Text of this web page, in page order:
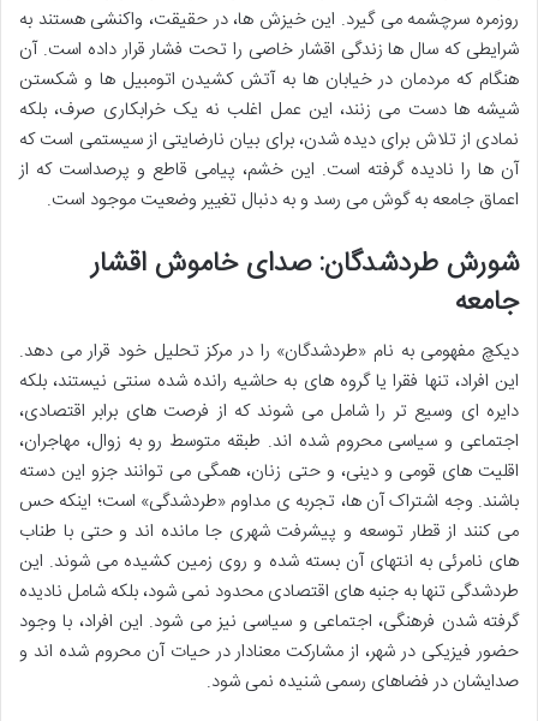
روزمره سرچشمه می گیرد. این خیزش ها، در حقیقت، واکنشی هستند به
شرایطی که سال ها زندگی اقشار خاصی را تحت فشار قرار داده است. آن
هنگام که مردمان در خیابان ها به آتش کشیدن اتومبیل ها و شکستن
شیشه ها دست می زنند، این عمل اغلب نه یک خرابکاری صرف، بلکه
نمادی از تلاش برای دیده شدن، برای بیان نارضایتی از سیستمی است که
آن ها را نادیده گرفته است. این خشم، پیامی قاطع و پرصداست که از
اعماق جامعه به گوش می رسد و به دنبال تغییر وضعیت موجود است.
شورش طردشدگان: صدای خاموش اقشار
جامعه
دیکچ مفهومی به نام «طردشدگان» را در مرکز تحلیل خود قرار می دهد.
این افراد، تنها فقرا یا گروه های به حاشیه رانده شده سنتی نیستند، بلکه
دایره ای وسیع تر را شامل می شوند که از فرصت های برابر اقتصادی،
اجتماعی و سیاسی محروم شده اند. طبقه متوسط رو به زوال، مهاجران،
اقلیت های قومی و دینی، و حتی زنان، همگی می توانند جزو این دسته
باشند. وجه اشتراک آن ها، تجربه ی مداوم «طردشدگی» است؛ اینکه حس
می کنند از قطار توسعه و پیشرفت شهری جا مانده اند و حتی با طناب
های نامرئی به انتهای آن بسته شده و روی زمین کشیده می شوند. این
طردشدگی تنها به جنبه های اقتصادی محدود نمی شود، بلکه شامل نادیده
گرفته شدن فرهنگی، اجتماعی و سیاسی نیز می شود. این افراد، با وجود
حضور فیزیکی در شهر، از مشارکت معنادار در حیات آن محروم شده اند و
صدایشان در فضاهای رسمی شنیده نمی شود.